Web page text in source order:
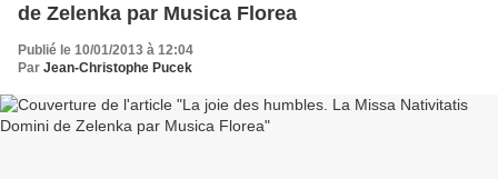
de Zelenka par Musica Florea
Publié le 10/01/2013 à 12:04
Par Jean-Christophe Pucek